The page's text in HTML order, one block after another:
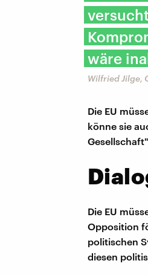
wäre
Wilfried Jilge,
Die EU
könne sie
Die EU
Opposition
politischen
diesen